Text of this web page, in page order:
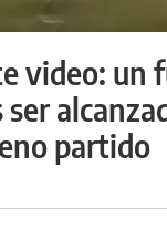
video: un
partido